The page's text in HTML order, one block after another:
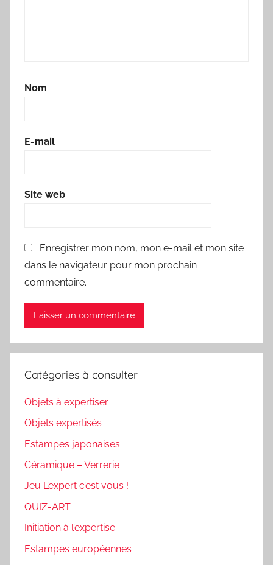
Nom
E-mail
Site web
Enregistrer mon nom, mon e-mail et mon site
dans le navigateur pour mon prochain
commentaire.
Catégories à consulter
Objets à expertiser
Objets expertisés
Estampes japonaises
Céramique – Verrerie
Jeu L’expert c’est vous !
QUIZ-ART
Initiation à l’expertise
Estampes européennes